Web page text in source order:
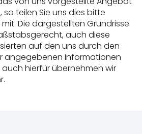
so teilen Sie uns dies bitte
Die dargestellten Grundrisse
auch diese
auf den uns durch den
angegebenen Informationen
hierfür übernehmen wir